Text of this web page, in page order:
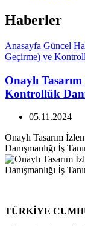
Haberler
Anasayfa Güncel
Geçirme) ve
Onaylı
Kontrollük
05.11.2024
Onaylı Tasarım
Danışmanlığı İş
TÜRKİYE